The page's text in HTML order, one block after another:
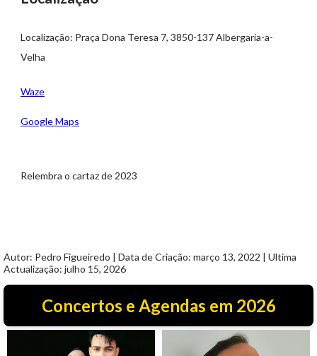
Localização: Praça Dona Teresa 7, 3850-137 Albergaria-a-
Velha
Waze
Google Maps
Relembra o cartaz de 2023
Autor: Pedro Figueiredo | Data de Criação: março 13, 2022 | Ultima
Actualização: julho 15, 2026
Concertos e Agendas em 2026